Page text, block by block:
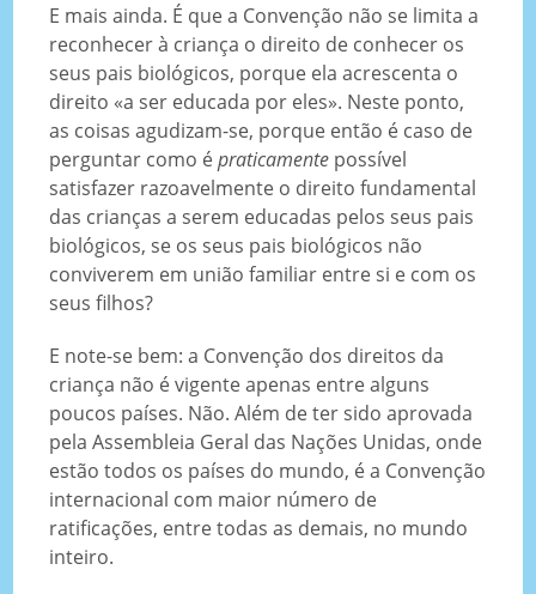
E mais ainda. É que a Convenção não se limita a
reconhecer à criança o direito de conhecer os
seus pais biológicos, porque ela acrescenta o
direito «a ser educada por eles». Neste ponto,
as coisas agudizam-se, porque então é caso de
perguntar como épraticamente possível
satisfazer razoavelmente o direito fundamental
das crianças a serem educadas pelos seus pais
biológicos, se os seus pais biológicos não
conviverem em união familiar entre si e com os
seus filhos?
E note-se bem: a Convenção dos direitos da
criança não é vigente apenas entre alguns
poucos países. Não. Além de ter sido aprovada
pela Assembleia Geral das Nações Unidas, onde
estão todos os países do mundo, é a Convenção
internacional com maior número de
ratificações, entre todas as demais, no mundo
inteiro.